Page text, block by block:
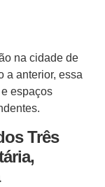
na cidade de
a anterior, essa
espaços
Três